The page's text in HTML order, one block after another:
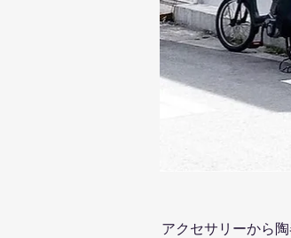
アクセサリーから